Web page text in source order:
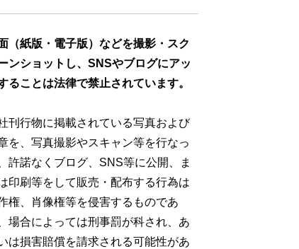
（紙版・電子版）などを撮影・スク
ンショットし、SNSやブログにアッ
ることは法律で禁止されています。
刊行物に掲載されている写真および
を、写真撮影やスキャン等を行なっ
許諾なくブログ、SNS等に公開、ま
印刷等をして販売・配布する行為は
権、肖像権等を侵害するものであ
場合によっては刑事罰が科され、あ
は損害賠償を請求される可能性があ